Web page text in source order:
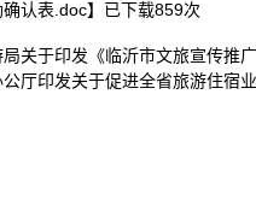
认表.doc】已下载859次
关于印发《临沂市文旅宣传推
厅印发关于促进全省旅游住宿